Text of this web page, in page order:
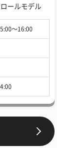
ールモデル
〜16:00